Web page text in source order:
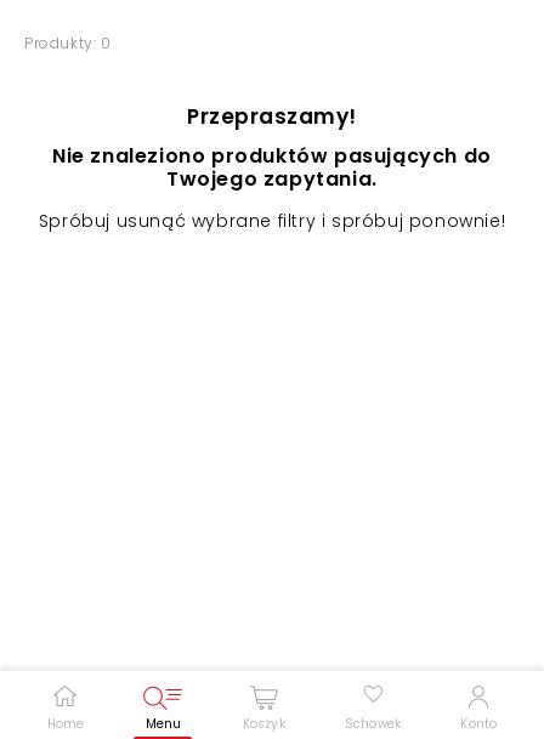
Home Menu Koszyk Schowek Konto
Produkty: 0
Przepraszamy!
Nie znaleziono produktów pasujących do
Twojego zapytania.
Spróbuj usunąć wybrane filtry i spróbuj ponownie!
Podkreślenie linków